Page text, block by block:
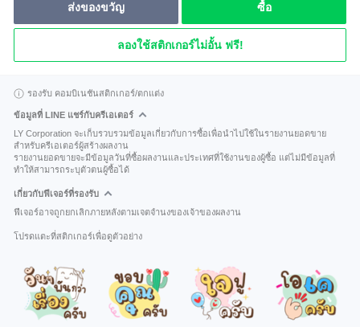
ส่งของขวัญ ซื้อ
ลองใช้สติกเกอร์ไม่อั้น ฟรี!
รองรับ คอมบิเนชันสติกเกอร์/ตกแต่ง
ข้อมูลที่ LINE แชร์กับครีเอเตอร์
LY Corporation จะเก็บรวบรวมข้อมูลเกี่ยวกับการซื้อเพื่อนำไปใช้ในรายงานยอดขาย
สำหรับครีเอเตอร์ผู้สร้างผลงาน
รายงานยอดขายจะมีข้อมูลวันที่ซื้อผลงานและประเทศที่ใช้งานของผู้ซื้อ แต่ไม่มีข้อมูลที่
ทำให้สามารถระบุตัวตนผู้ซื้อได้
เกี่ยวกับฟีเจอร์ที่รองรับ
ฟีเจอร์อาจถูกยกเลิกภายหลังตามเจตจำนงของเจ้าของผลงาน
โปรดแตะที่สติกเกอร์เพื่อดูตัวอย่าง